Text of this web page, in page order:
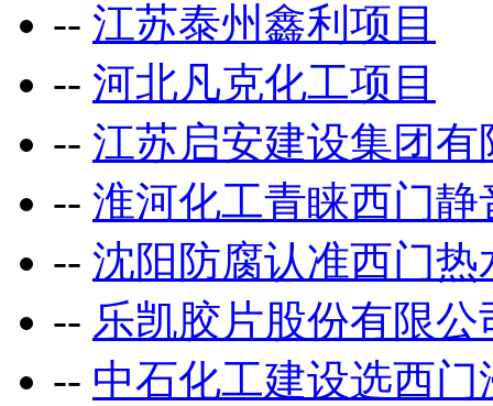
-- 江苏泰州鑫利项目
-- 河北凡克化工项目
-- 江苏启安建设集团有
-- 淮河化工青睐西门
-- 沈阳防腐认准西门
-- 乐凯胶片股份有限公
-- 中石化工建设选西